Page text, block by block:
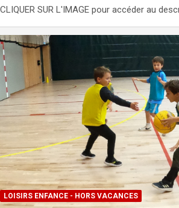
CLIQUER SUR L'IMAGE pour accéder au
LOISIRS ENFANCE - HORS VACANCES